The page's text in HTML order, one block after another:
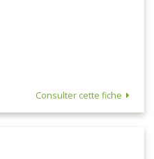
Consulter cette fiche